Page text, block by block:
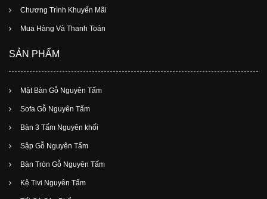
Chương Trình Khuyến Mãi
Mua Hàng Và Thanh Toán
SẢN PHẨM
Mặt Bàn Gỗ Nguyên Tấm
Sofa Gỗ Nguyên Tấm
Bàn 3 Tấm Nguyên khối
Sập Gỗ Nguyên Tấm
Bàn Tròn Gỗ Nguyên Tấm
Kệ Tivi Nguyên Tấm